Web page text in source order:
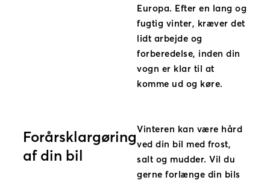
Europa. Efter en lang og
fugtig vinter, kræver det
lidt arbejde og
forberedelse, inden din
vogn er klar til at
komme ud og køre.
Forårsklargøring
af din bil
Vinteren kan være hård
ved din bil med frost,
salt og mudder. Vil du
gerne forlænge din bils